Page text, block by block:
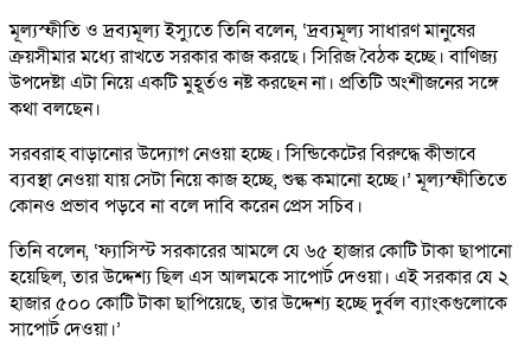
মূল্যস্ফীতি ও দ্রব্যমূল্য ইস্যুতে তিনি বলেন, ‘দ্রব্যমূল্য সাধারণ মানুষের
ক্রয়সীমার মধ্যে রাখতে সরকার কাজ করছে। সিরিজ বৈঠক হচ্ছে। বাণিজ্য
উপদেষ্টা এটা নিয়ে একটি মুহূর্তও নষ্ট করছেন না। প্রতিটি অংশীজনের সঙ্গে
কথা বলছেন।
সরবরাহ বাড়ানোর উদ্যোগ নেওয়া হচ্ছে। সিন্ডিকেটের বিরুদ্ধে কীভাবে
ব্যবস্থা নেওয়া যায় সেটা নিয়ে কাজ হচ্ছে, শুল্ক কমানো হচ্ছে।’ মূল্যস্ফীতিতে
কোনও প্রভাব পড়বে না বলে দাবি করেন প্রেস সচিব।
তিনি বলেন, ‘ফ্যাসিস্ট সরকারের আমলে যে ৬৫ হাজার কোটি টাকা ছাপানো
হয়েছিল, তার উদ্দেশ্য ছিল এস আলমকে সাপোর্ট দেওয়া। এই সরকার যে ২
হাজার ৫০০ কোটি টাকা ছাপিয়েছে, তার উদ্দেশ্য হচ্ছে দুর্বল ব্যাংকগুলোকে
সাপোর্ট দেওয়া।’